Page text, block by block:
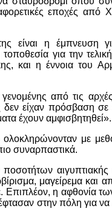
εποχές από
είναι η έμπνευση
για την
και η έννοια του
από τις
είχαν πρόσβαση σε
έχουν αμφισβητηθεί».
με
συναρπαστικά.
αιγυπτιακής
μαγείρεμα και
Επιπλέον, η αφθονία
στην πόλη για